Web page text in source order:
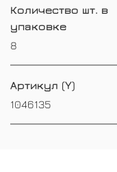
Количество шт. в
упаковке
8
Артикул (Y)
1046135